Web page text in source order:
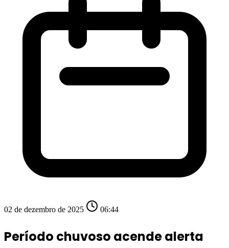
02 de dezembro de 2025 06:44
Período chuvoso acende alerta